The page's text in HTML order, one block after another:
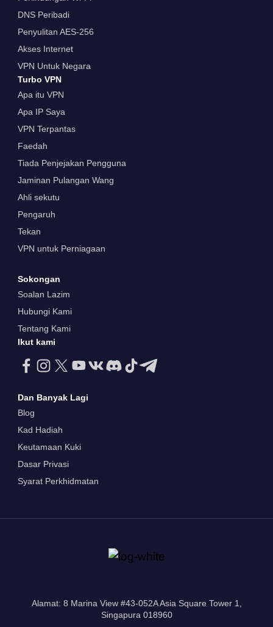
DNS Peribadi
Penyulitan AES-256
Akses Internet
VPN Untuk Negara
Turbo VPN
Apa itu VPN
Apa IP Saya
VPN Terpantas
Faedah
Tiada Penjejakan Pengguna
Jaminan Pulangan Wang
Ahli sekutu
Pengaruh
Tekan
VPN untuk Perniagaan
Sokongan
Soalan Lazim
Hubungi Kami
Tentang Kami
Ikut kami
Dan Banyak Lagi
Blog
Kad Hadiah
Keutamaan Kuki
Dasar Privasi
Syarat Perkhidmatan
Alamat: 8 Marina View #43-052A Asia Square Tower 1,
Singapura 018960